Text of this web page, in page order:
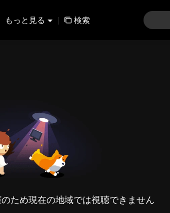
もっと見る | 検索
ため現在の地域では視聴できません